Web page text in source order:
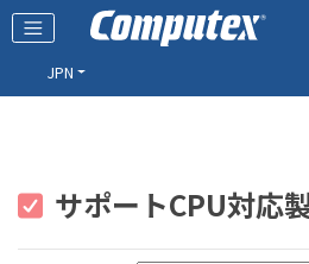
JPN
サポートCPU対応